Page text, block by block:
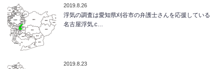
2019.8.26
浮気の調査は愛知県刈谷市の弁護士さんを応援している
名古屋浮気.c…
2019.8.23